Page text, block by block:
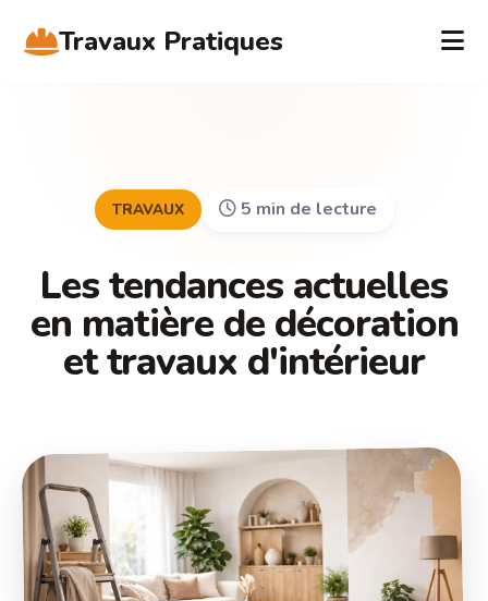
Travaux Pratiques
TRAVAUX 5 min de lecture
Les tendances actuelles
en matière de décoration
et travaux d'intérieur